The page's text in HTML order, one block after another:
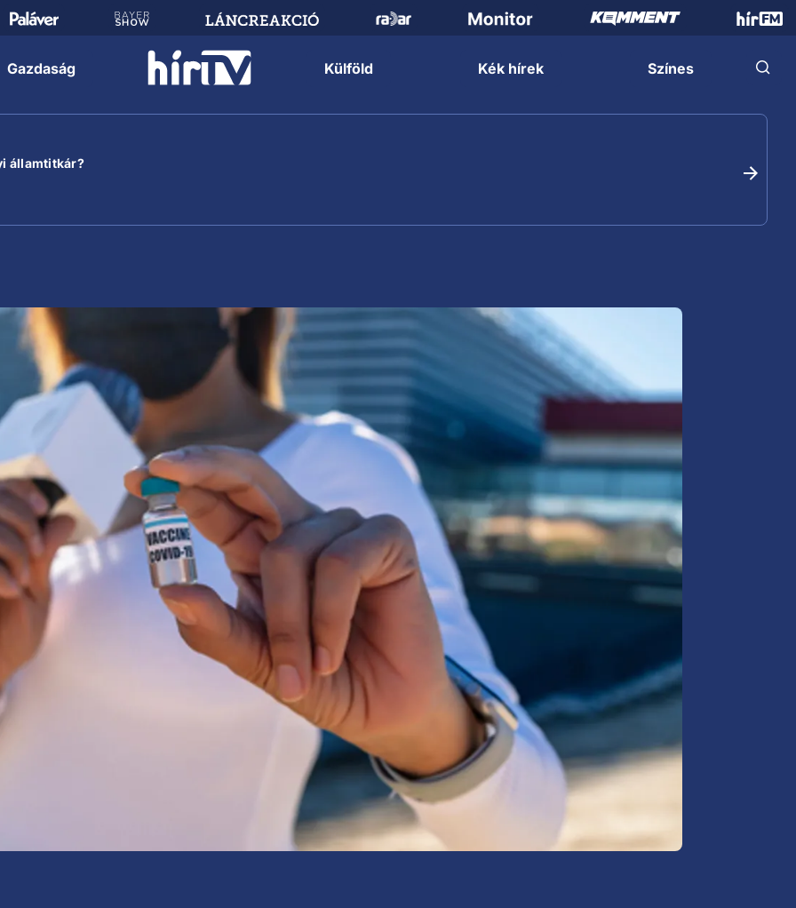
Gazdaság Külföld Kék hírek Színes
államtitkár?